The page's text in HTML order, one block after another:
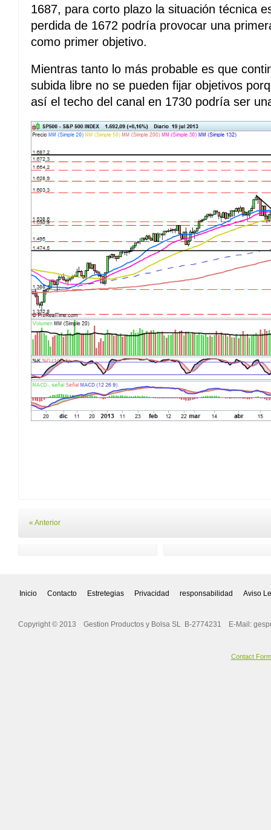
1687, para corto plazo la situación técnica
perdida de 1672 podría provocar una
como primer objetivo.
Mientras tanto lo más probable es que
subida libre no se pueden fijar objetivos
así el techo del canal en 1730 podría ser
« Anterior
Inicio Contacto Estretegias Privacidad responsabilidad Aviso
Copyright © 2013 Gestion Productos y Bolsa SL B-2774231 E-Mail:
Contact Form